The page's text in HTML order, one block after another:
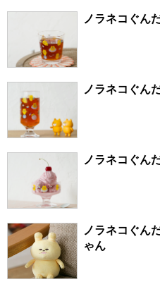
ノラネコぐん
ゃん